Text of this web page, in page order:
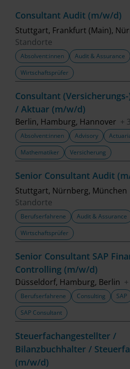
Standort
Geschäftsbereich
Top Trends
Job finden
Filter
Consultant Audit (m/w/d)
Stuttgart, Frankfurt (Main),
Standorte
Absolvent:innen Audit & Assurance
Wirtschaftsprüfer
Consultant
/ Aktuar (m/w/d)
Berlin, Hamburg, Hannover +
Absolvent:innen Advisory
Mathematiker
Versicherung
Senior Consultant Audit
Stuttgart, Nürnberg, München
Standorte
Berufserfahrene Audit & Assurance
Wirtschaftsprüfer
Senior Consultant SAP
Controlling (m/w/d)
Düsseldorf, Hamburg, Berlin
Berufserfahrene Consulting SAP
SAP Consultant
Steuerfachangestellter /
Bilanzbuchhalter /
(m/w/d)